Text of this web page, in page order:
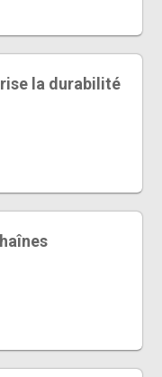
la durabilité